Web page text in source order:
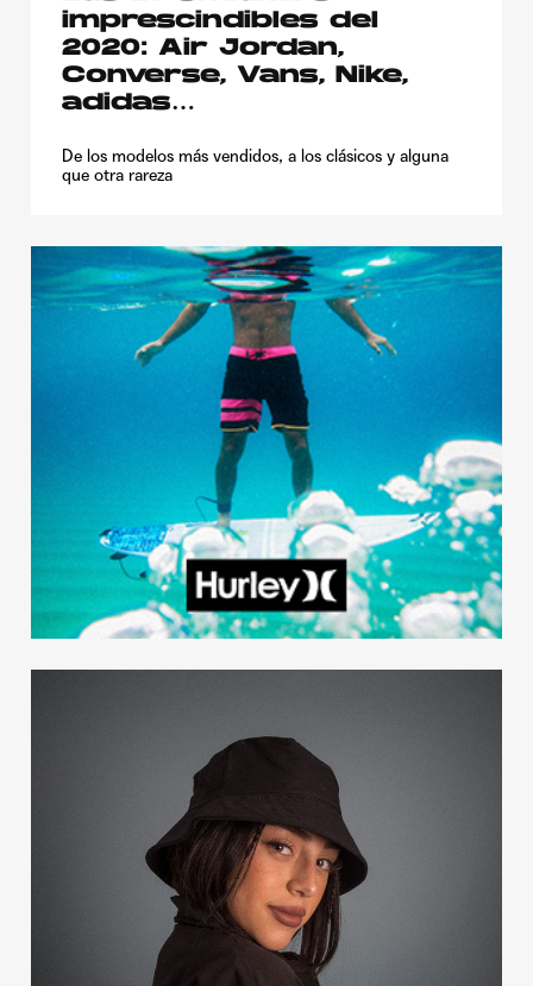
imprescindibles del
2020: Air Jordan,
Converse, Vans, Nike,
adidas…
De los modelos más vendidos, a los clásicos y alguna
que otra rareza